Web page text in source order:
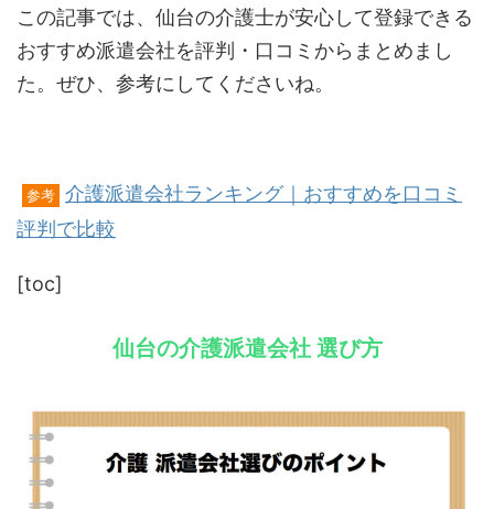
この記事では、仙台の介護士が安心して登録できる
おすすめ派遣会社を評判・口コミからまとめまし
た。ぜひ、参考にしてくださいね。
参考 介護派遣会社ランキング｜おすすめを口コミ
評判で比較
[toc]
仙台の介護派遣会社 選び方